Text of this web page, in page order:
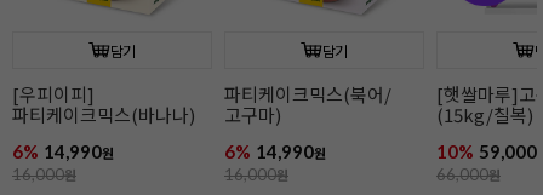
담기
[우피이피]
파티케이크믹스(바나나)
6% 14,990원
16,000원
담기
파티케이크믹스(북어/
고구마)
6% 14,990원
16,000원
[햇쌀마루]고
(15kg/칠복)
10% 59,000
66,000원